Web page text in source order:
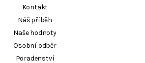
Kontakt
Náš příběh
Naše hodnoty
Osobní odběr
Poradenství